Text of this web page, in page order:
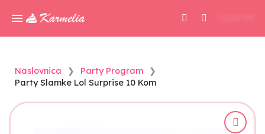
Naslovnica
Party Program
Party Slamke Lol Surprise 10 Kom